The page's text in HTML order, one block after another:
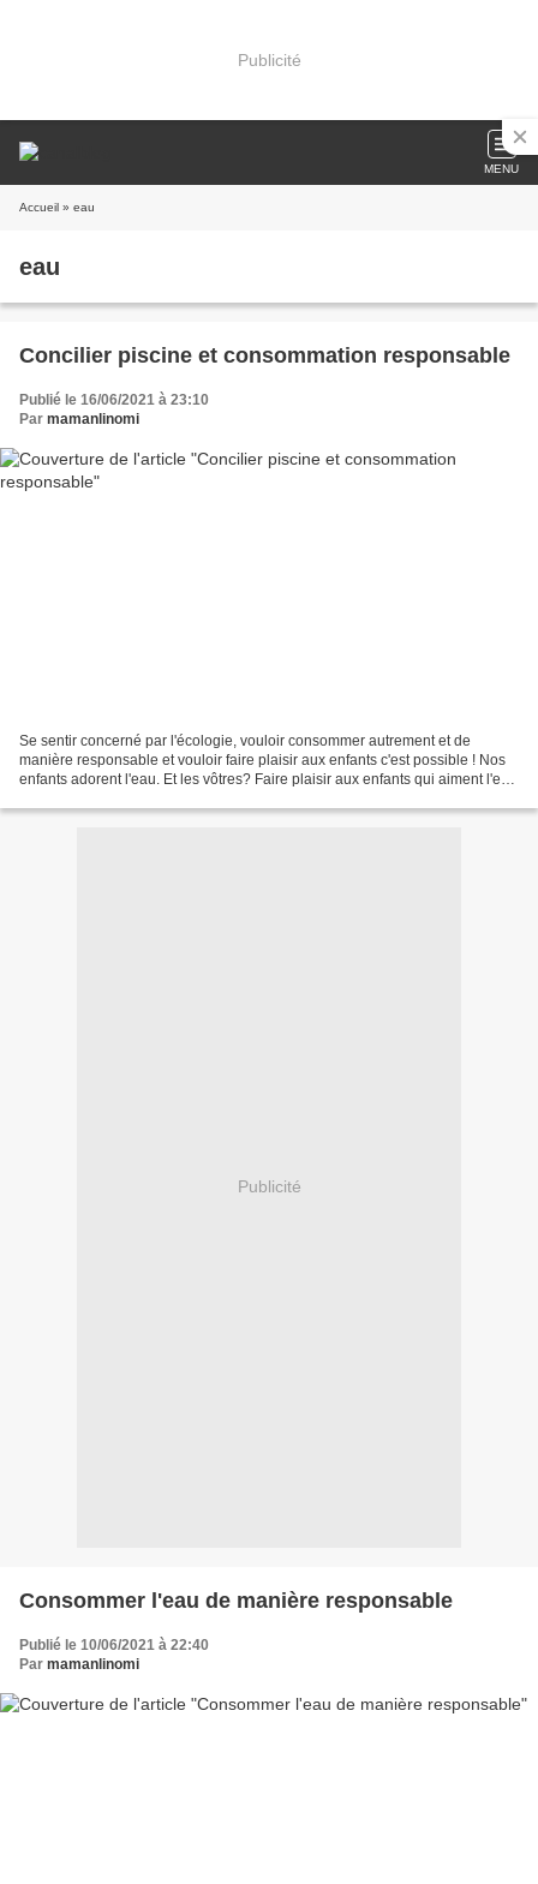
Publicité
MENU
Accueil » eau
eau
Concilier piscine et consommation responsable
Publié le 16/06/2021 à 23:10
Par mamanlinomi
Se sentir concerné par l'écologie, vouloir consommer autrement et de
manière responsable et vouloir faire plaisir aux enfants c'est possible ! Nos
enfants adorent l'eau. Et les vôtres? Faire plaisir aux enfants qui aiment l'eau
Publicité
Consommer l'eau de manière responsable
Publié le 10/06/2021 à 22:40
Par mamanlinomi